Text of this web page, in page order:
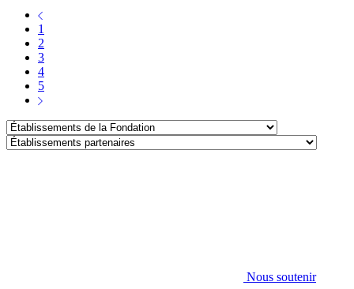
1
2
3
4
5
Établissements
de
la
Établissements
Nous soutenir